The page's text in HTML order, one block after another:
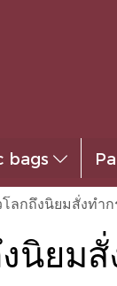
bags
ลกถึงนิยมสั่งทำก
ยมสั่